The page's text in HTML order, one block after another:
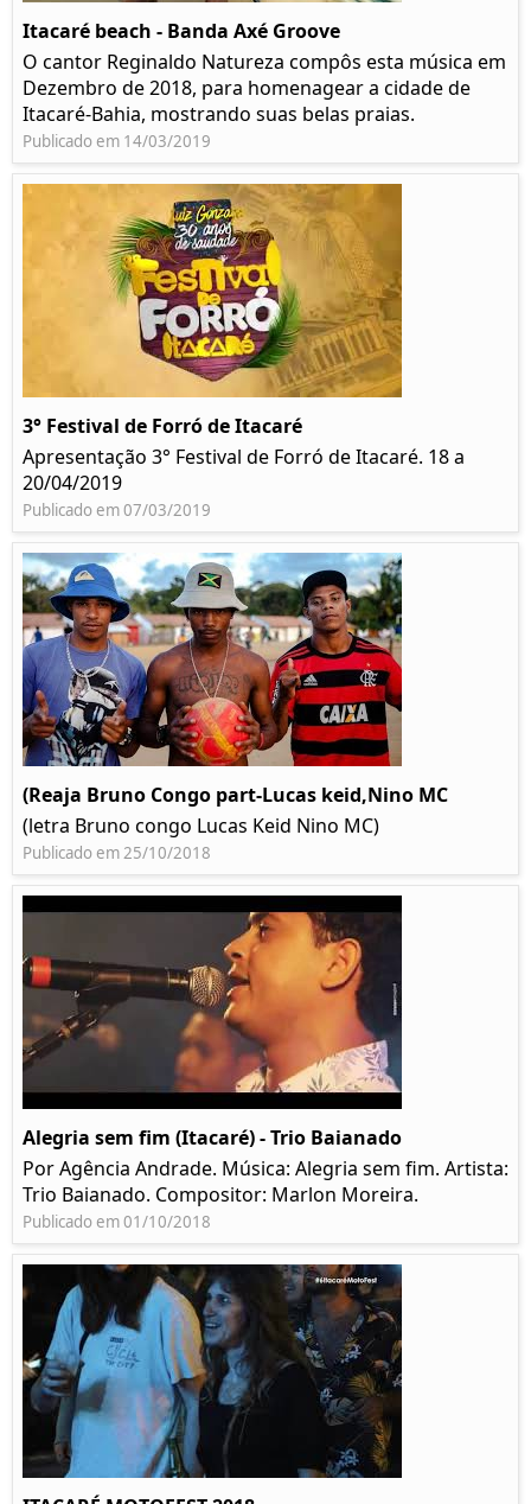
Itacaré beach - Banda Axé Groove
O cantor Reginaldo Natureza compôs esta música em
Dezembro de 2018, para homenagear a cidade de
Itacaré-Bahia, mostrando suas belas praias.
Publicado em 14/03/2019
3° Festival de Forró de Itacaré
Apresentação 3° Festival de Forró de Itacaré. 18 a
20/04/2019
Publicado em 07/03/2019
(Reaja Bruno Congo part-Lucas keid,Nino MC
(letra Bruno congo Lucas Keid Nino MC)
Publicado em 25/10/2018
Alegria sem fim (Itacaré) - Trio Baianado
Por Agência Andrade. Música: Alegria sem fim. Artista:
Trio Baianado. Compositor: Marlon Moreira.
Publicado em 01/10/2018